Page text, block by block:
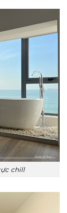
chill